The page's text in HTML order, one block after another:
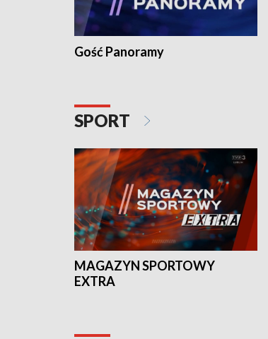
Gość Panoramy
SPORT
MAGAZYN SPORTOWY
EXTRA